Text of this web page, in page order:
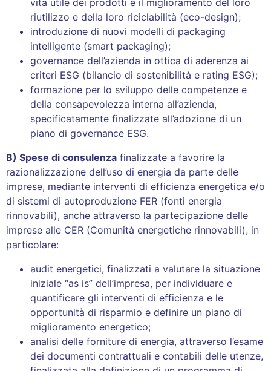
vita utile dei prodotti e il miglioramento del loro
riutilizzo e della loro riciclabilità (eco-design);
introduzione di nuovi modelli di packaging
intelligente (smart packaging);
governance dell’azienda in ottica di aderenza ai
criteri ESG (bilancio di sostenibilità e rating ESG);
formazione per lo sviluppo delle competenze e
della consapevolezza interna all’azienda,
specificatamente finalizzate all’adozione di un
piano di governance ESG.
B) Spese di consulenza finalizzate a favorire la
razionalizzazione dell’uso di energia da parte delle
imprese, mediante interventi di efficienza energetica e/o
di sistemi di autoproduzione FER (fonti energia
rinnovabili), anche attraverso la partecipazione delle
imprese alle CER (Comunità energetiche rinnovabili), in
particolare:
audit energetici, finalizzati a valutare la situazione
iniziale “as is” dell’impresa, per individuare e
quantificare gli interventi di efficienza e le
opportunità di risparmio e definire un piano di
miglioramento energetico;
analisi delle forniture di energia, attraverso l’esame
dei documenti contrattuali e contabili delle utenze,